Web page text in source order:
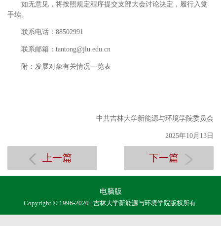
如无意见，将按照规定程序提交支部大会讨论决定，履行入党
手续。
联系电话：88502991
联系邮箱：tantong@jlu.edu.cn
附：发展对象有关情况一览表
中共吉林大学新能源与环境学院委员会
2025年10月13日
上一篇 下一篇
电脑版
Copyright © 1996-2020 | 吉林大学新能源与环境学院版权所有